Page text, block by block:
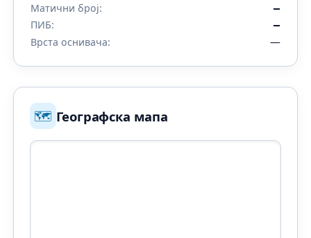
Матични број: —
ПИБ: —
Врста оснивача: —
🗺️ Географска мапа